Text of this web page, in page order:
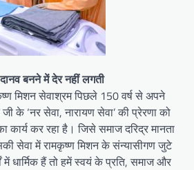
बनने में देर नहीं लगती
मिशन सेवाश्रम पिछले 150 वर्ष से अपने
के ‘नर सेवा, नारायण सेवा’ की प्रेरणा को
कार्य कर रहा है। जिसे समाज दरिद्र मानता
सेवा में रामकृष्ण मिशन के संन्यासीगण जुटे
धार्मिक हैं तो हमें स्वयं के प्रति, समाज और